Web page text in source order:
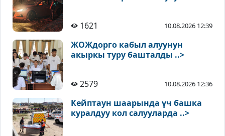
1621 10.08.2026 12:39
ЖОЖдорго кабыл алуунун
акыркы туру башталды ..>
2579 10.08.2026 12:36
Кейптаун шаарында үч башка
куралдуу кол салууларда ..>